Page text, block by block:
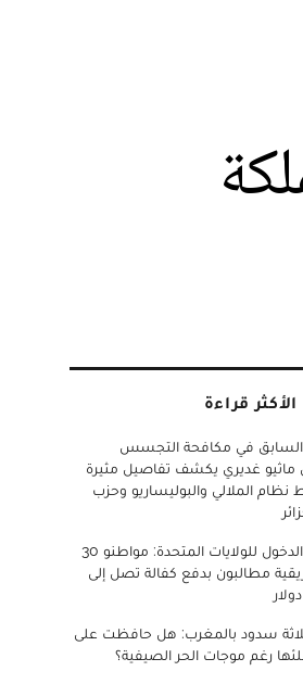
قراءة
السابق في مكافحة التجسس
ماثيو غديري يكشف تفاصيل مثيرة
نظام الملالي والبوليساريو وحزب
تأشيرة الدخول للولايات المتحدة: مواطنو 30
مطالبون بدفع كفالة تصل إلى
سدود بالمغرب: هل حافظت على
رغم موجات الحر الصيفية؟